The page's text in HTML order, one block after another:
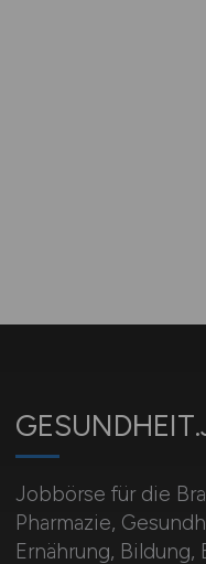
Jobbörse für die
Pharmazie,
Ernährung, Bildung,